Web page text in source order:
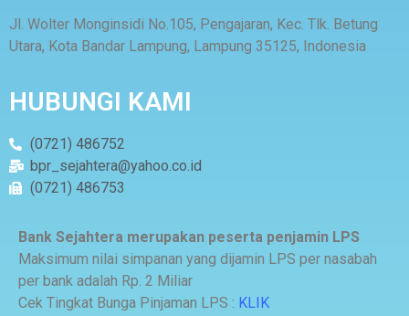
Jl. Wolter Monginsidi No.105, Pengajaran, Kec. Tlk. Betung
Utara, Kota Bandar Lampung, Lampung 35125, Indonesia
HUBUNGI KAMI
(0721) 486752
bpr_sejahtera@yahoo.co.id
(0721) 486753
Bank Sejahtera merupakan peserta penjamin LPS
Maksimum nilai simpanan yang dijamin LPS per nasabah
per bank adalah Rp. 2 Miliar
Cek Tingkat Bunga Pinjaman LPS : KLIK